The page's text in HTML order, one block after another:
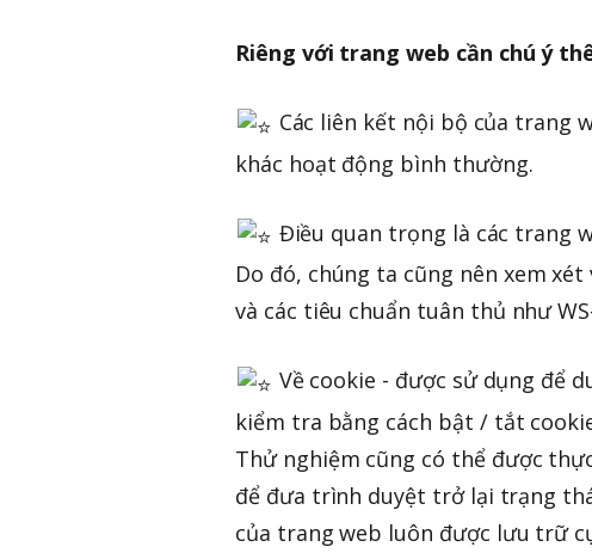
Riêng với trang web cần chú ý
Các liên kết nội bộ của trang
khác hoạt động bình thường.
Điều quan trọng là các trang
Do đó, chúng ta cũng nên xem
và các tiêu chuẩn tuân thủ như WS-
Về cookie - được sử dụng để
kiểm tra bằng cách bật / tắt
Thử nghiệm cũng có thể được
để đưa trình duyệt trở lại trạng
của trang web luôn được lưu trữ